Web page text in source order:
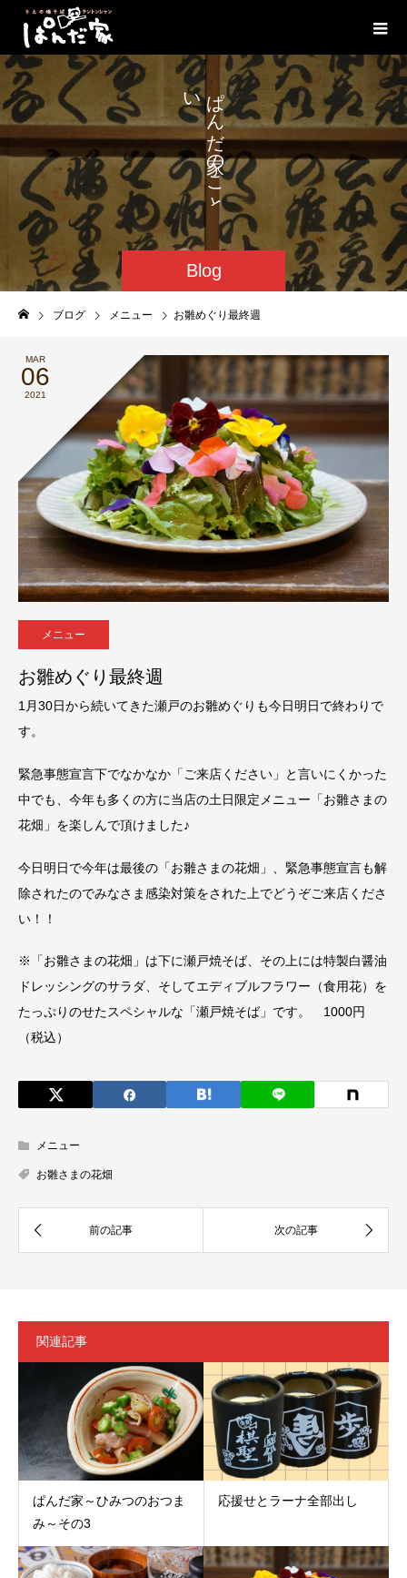
Blog
ぱ
ん
だ
の
こ
と
い
ろ
い
ろ
ブログ メニュー お雛めぐり最終週
MAR
06
2021
メニュー
お雛めぐり最終週
1月30日から続いてきた瀬戸のお雛めぐりも今日明日で終わりで
す。
緊急事態宣言下でなかなか「ご来店ください」と言いにくかった
中でも、今年も多くの方に当店の土日限定メニュー「お雛さまの
花畑」を楽しんで頂けました♪
今日明日で今年は最後の「お雛さまの花畑」、緊急事態宣言も解
除されたのでみなさま感染対策をされた上でどうぞご来店くださ
い！！
※「お雛さまの花畑」は下に瀬戸焼そば、その上には特製白醤油
ドレッシングのサラダ、そしてエディブルフラワー（食用花）を
たっぷりのせたスペシャルな「瀬戸焼そば」です。 1000円
（税込）
メニュー
お雛さまの花畑
関連記事
ぱんだ家～ひみつのおつま
み～その3
応援せとラーナ全部出し